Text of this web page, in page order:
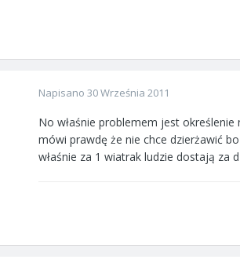
Napisano 30 Września 2011
No właśnie problemem jest
mówi prawdę że nie chce dzierżawić
właśnie za 1 wiatrak ludzie dostają za